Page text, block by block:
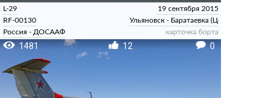
L-29
RF-00130
Россия - ДОСААФ
19 сентября 2015
Ульяновск - Баратаевка (Центральный)
карточка борта
1481 12 0